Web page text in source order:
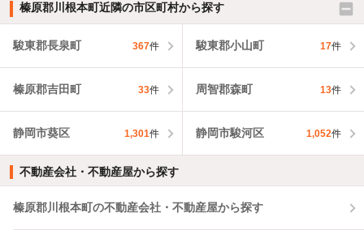
榛原郡川根本町近隣の市区町村から探す
駿東郡長泉町 367件 駿東郡小山町 17件
榛原郡吉田町 33件 周智郡森町 13件
静岡市葵区 1,301件 静岡市駿河区 1,052件
不動産会社・不動産屋から探す
榛原郡川根本町の不動産会社・不動産屋から探す